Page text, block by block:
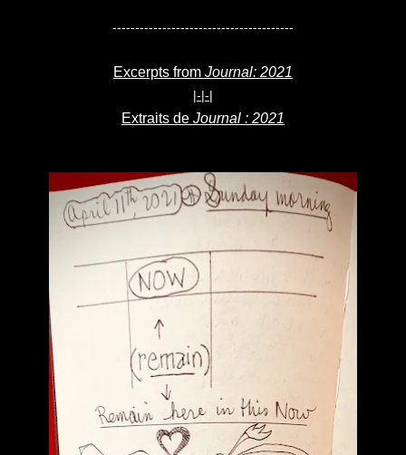
----------------------------------------
Excerpts from Journal: 2021
|-|-|
Extraits de Journal : 2021